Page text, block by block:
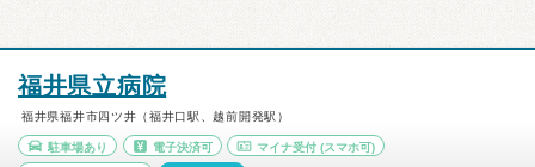
福井県立病院
福井県福井市四ツ井（福井口駅、越前開発駅）
駐車場あり 電子決済可 マイナ受付 (スマホ可)